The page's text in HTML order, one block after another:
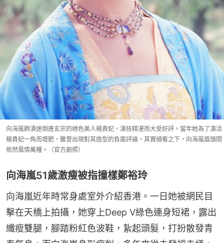
向海嵐飾演迷倒唐玄宗的絕色美人楊貴妃，演技精湛而大受好評。當年她為了演活
楊貴妃一角而增肥，雖曾出現對其造型的負面評論，其實細看之下，向海嵐眉頭間
依然風情萬種。（官方劇照）
向海嵐51歲激瘦被指撞樣鄭裕玲
向海嵐近年時常身處室外介紹香港。一日她被網民目
擊在天橋上拍攝，她穿上Deep V綠色連身短裙，露出
纖瘦雙腿，腳踏粉紅色波鞋，紥起頭髮，打扮散發青